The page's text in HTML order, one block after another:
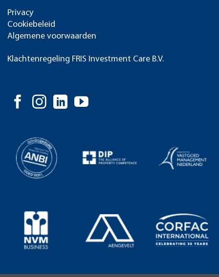
Privacy
Cookiebeleid
Algemene voorwaarden
Klachtenregeling FRIS Investment Care B.V.